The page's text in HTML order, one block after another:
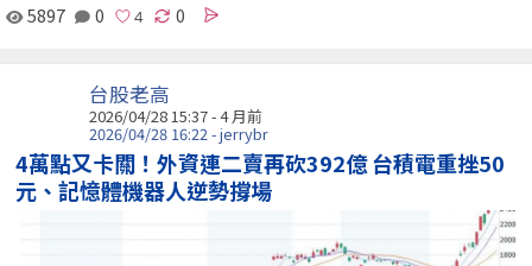
5897 0 0
台股老高
2026/04/28 15:37 - 4 月前
2026/04/28 16:22 - jerrybr
4萬點又卡關！外資連二賣再砍392億 台積電重挫50
元、記憶體機器人逆勢撐場